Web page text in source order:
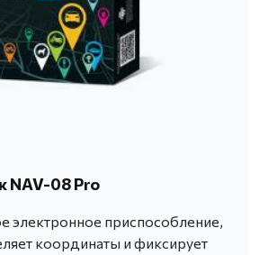
NAV-08 Pro
электронное приспособление,
координаты и фиксирует